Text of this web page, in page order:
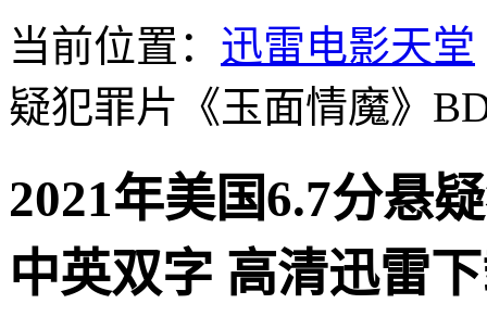
当前位置： 迅雷电影天堂
疑犯罪片《玉面情魔》
2021年美国6.7分悬
中英双字 高清迅雷